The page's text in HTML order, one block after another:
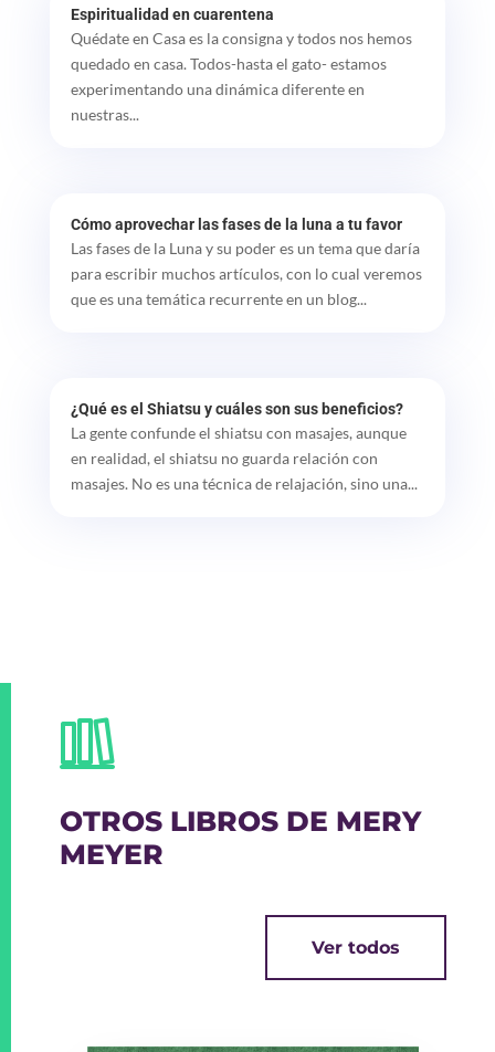
Espiritualidad en cuarentena
Quédate en Casa es la consigna y todos nos hemos
quedado en casa. Todos-hasta el gato- estamos
experimentando una dinámica diferente en
nuestras...
Cómo aprovechar las fases de la luna a tu favor
Las fases de la Luna y su poder es un tema que daría
para escribir muchos artículos, con lo cual veremos
que es una temática recurrente en un blog...
¿Qué es el Shiatsu y cuáles son sus beneficios?
La gente confunde el shiatsu con masajes, aunque
en realidad, el shiatsu no guarda relación con
masajes. No es una técnica de relajación, sino una...
OTROS LIBROS DE MERY
MEYER
Ver todos